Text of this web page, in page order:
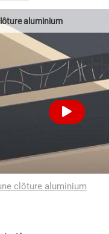
aluminium
clôture aluminium